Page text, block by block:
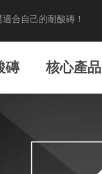
合自己的耐酸磚！
磚 核心產品